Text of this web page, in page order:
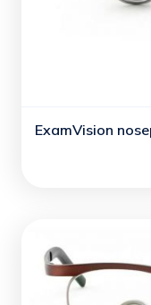
ExamVision